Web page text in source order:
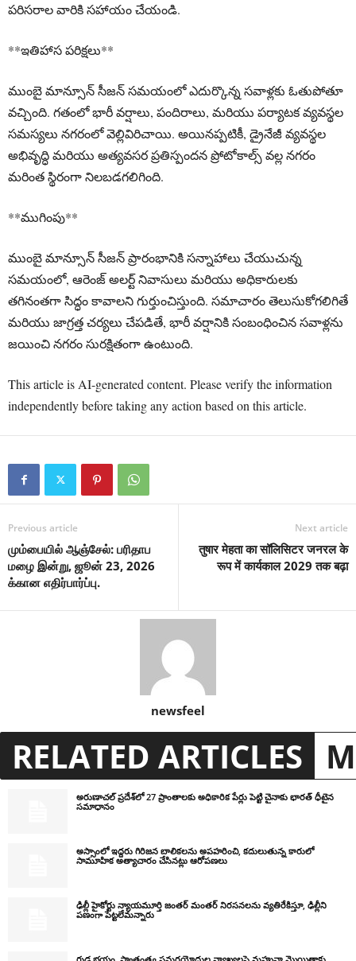
పరిసరాల వారికి సహాయం చేయండి.
**ఇతిహాస పరిక్షలు**
ముంబై మాన్సూన్ సీజన్ సమయంలో ఎదుర్కొన్న సవాళ్లకు ఓతుపోతూ
వచ్చింది. గతంలో భారీ వర్షాలు, పందిరాలు, మరియు పర్యాటక వ్యవస్థల
సమస్యలు నగరంలో వెల్లివిరిచాయి. అయినప్పటికీ, డ్రైనేజీ వ్యవస్థల
అభివృద్ధి మరియు అత్యవసర ప్రతిస్పందన ప్రోటోకాల్స్ వల్ల నగరం
మరింత స్థిరంగా నిలబడగలిగింది.
**ముగింపు**
ముంబై మాన్సూన్ సీజన్ ప్రారంభానికి సన్నాహాలు చేయుచున్న
సమయంలో, ఆరెంజ్ అలర్ట్ నివాసులు మరియు అధికారులకు
తగినంతగా సిద్ధం కావాలని గుర్తుంచిస్తుంది. సమాచారం తెలుసుకోగలిగితే
మరియు జాగ్రత్త చర్యలు చేపడితే, భారీ వర్షానికి సంబంధించిన సవాళ్లను
జయించి నగరం సురక్షితంగా ఉంటుంది.
This article is AI-generated content. Please verify the information
independently before taking any action based on this article.
Previous article
மும்பையில் ஆஞ்சேல்: பரிதாப
மழை இன்று, ஜூன் 23, 2026
க்கான எதிர்பார்ப்பு.
Next article
तुषार मेहता का सॉलिसिटर जनरल के
रूप में कार्यकाल 2029 तक बढ़ा
newsfeel
RELATED ARTICLES
అరుణాచల్ ప్రదేశ్‌లో 27 ప్రాంతాలకు అధికారిక పేర్లు పెట్టి చైనాకు భారత్ ధీటైన
సమాధానం
అస్సాంలో ఇద్దరు గిరిజన బాలికలను అపహరించి, కదులుతున్న కారులో
సామూహిక అత్యాచారం చేసినట్లు ఆరోపణలు
ఢిల్లీ హైకోర్టు న్యాయమూర్తి జంతర్ మంతర్ నిరసనలను వ్యతిరేకిస్తూ, ఢిల్లీని
పణంగా పెట్టలేమన్నారు